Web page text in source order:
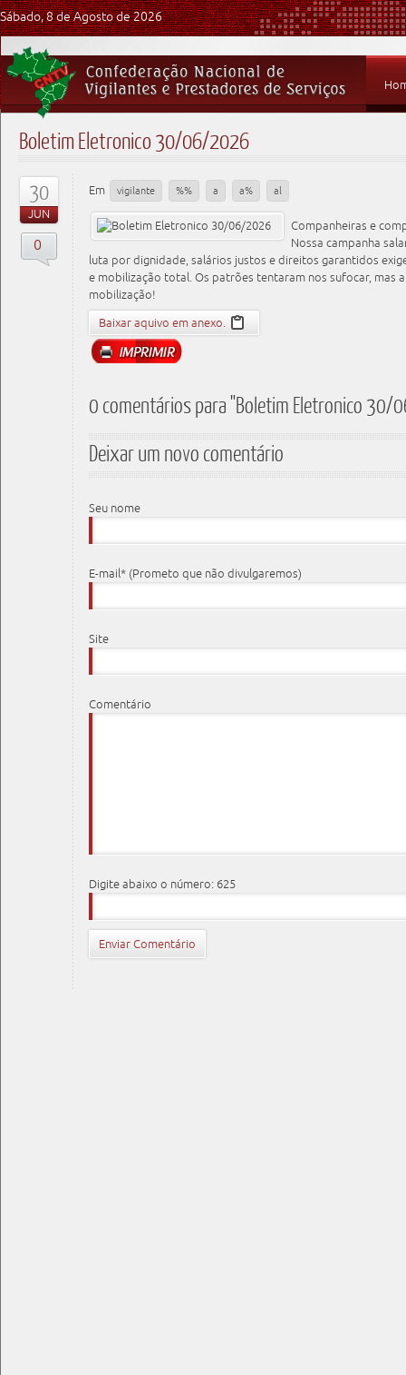
Sábado, 8 de Agosto de 2026
Boletim Eletronico 30/06/2026
30
JUN
0
Em vigilante %% a a% al
Companheiras e
Nossa campanha
luta por dignidade, salários justos e direitos garantidos
e mobilização total. Os patrões tentaram nos sufocar, mas
mobilização!
Baixar aquivo em anexo.
0 comentários para "Boletim Eletronico
Deixar um novo comentário
Seu nome
E-mail* (Prometo que não divulgaremos)
Site
Comentário
Digite abaixo o número: 625